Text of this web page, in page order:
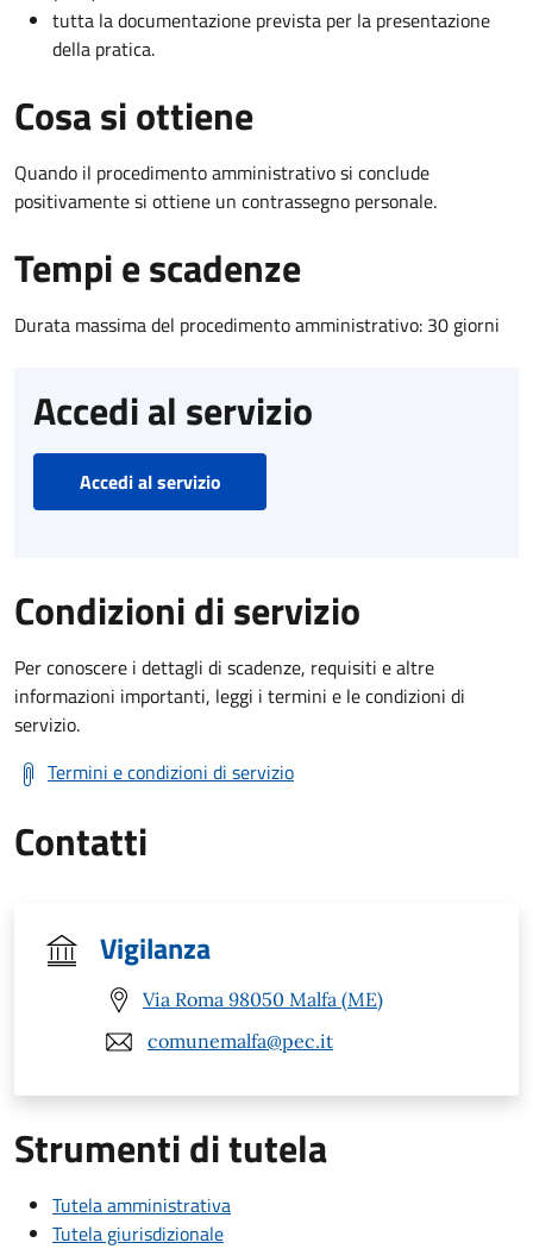
tutta la documentazione prevista per la presentazione
della pratica.
Cosa si ottiene
Quando il procedimento amministrativo si conclude
positivamente si ottiene un contrassegno personale.
Tempi e scadenze
Durata massima del procedimento amministrativo: 30 giorni
Accedi al servizio
Accedi al servizio
Condizioni di servizio
Per conoscere i dettagli di scadenze, requisiti e altre
informazioni importanti, leggi i termini e le condizioni di
servizio.
Termini e condizioni di servizio
Contatti
Vigilanza
Via Roma 98050 Malfa (ME)
comunemalfa@pec.it
Strumenti di tutela
Tutela amministrativa
Tutela giurisdizionale